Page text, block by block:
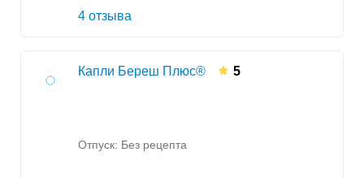
4 отзыва
Капли Береш Плюс® 5
Отпуск: Без рецепта